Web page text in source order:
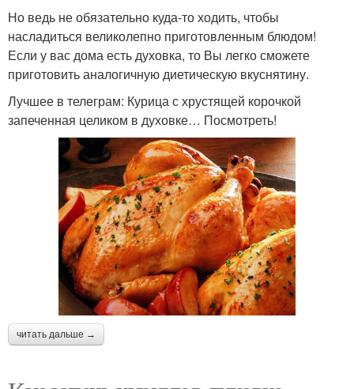
Но ведь не обязательно куда-то ходить, чтобы
насладиться великолепно приготовленным блюдом!
Если у вас дома есть духовка, то Вы легко сможете
приготовить аналогичную диетическую вкуснятину.
Лучшее в телеграм: Курица с хрустящей корочкой
запеченная целиком в духовке… Посмотреть!
читать дальше →